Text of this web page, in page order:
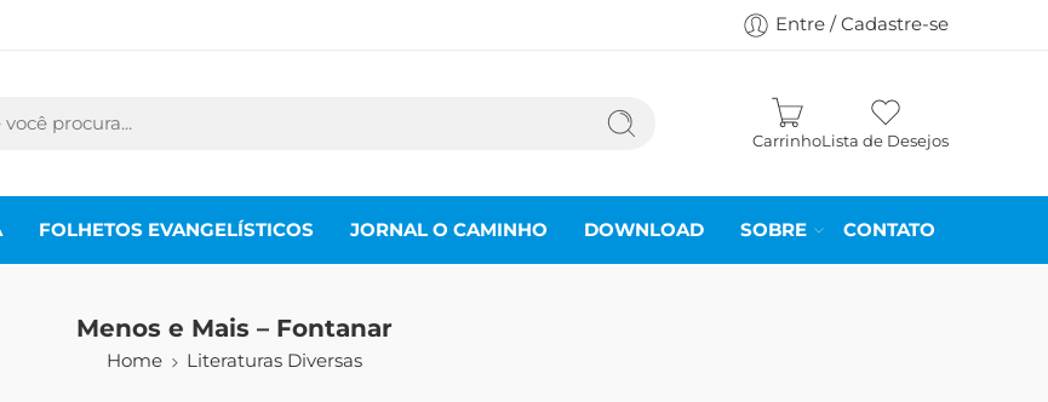
Entre / Cadastre-se
CarrinhoLista de Desejos
FOLHETOS EVANGELÍSTICOS JORNAL O CAMINHO DOWNLOAD SOBRE CONTATO
Menos e Mais – Fontanar
Home Literaturas Diversas